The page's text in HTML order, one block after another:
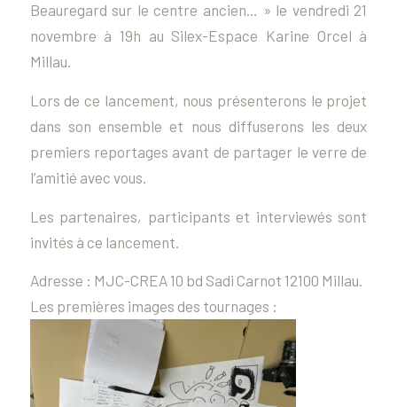
Beauregard sur le centre ancien… » le vendredi 21
novembre à 19h au Silex-Espace Karine Orcel à
Millau.
Lors de ce lancement, nous présenterons le projet
dans son ensemble et nous diffuserons les deux
premiers reportages avant de partager le verre de
l’amitié avec vous.
Les partenaires, participants et interviewés sont
invités à ce lancement.
Adresse : MJC-CREA 10 bd Sadi Carnot 12100 Millau.
Les premières images des tournages :